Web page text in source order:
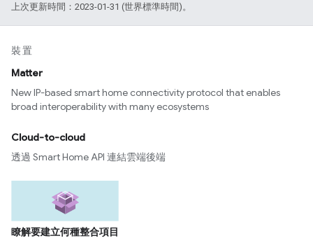
上次更新時間：2023-01-31 (世界標準時間)。
裝置
Matter
New IP-based smart home connectivity protocol that enables
broad interoperability with many ecosystems
Cloud-to-cloud
透過 Smart Home API 連結雲端後端
瞭解要建立何種整合項目